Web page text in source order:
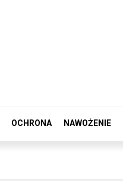
OCHRONA NAWOŻENIE